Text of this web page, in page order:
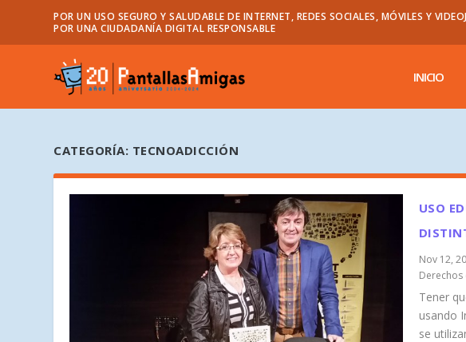
POR UN USO SEGURO Y SALUDABLE DE INTERNET, REDES SOCIALES, MÓVILES Y
POR UNA CIUDADANÍA DIGITAL RESPONSABLE
INICIO
CATEGORÍA: TECNOADICCIÓN
USO
Nov 12,
Derechos
Tener
usando
se